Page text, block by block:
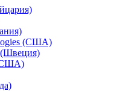
(США)